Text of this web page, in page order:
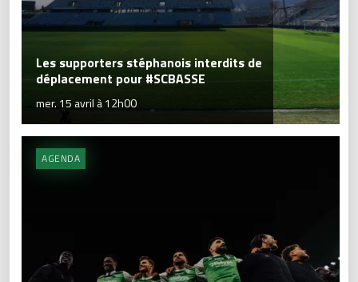
Les supporters stéphanois interdits de
déplacement pour #SCBASSE
mer. 15 avril à 12h00
AGENDA